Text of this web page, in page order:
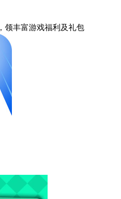
，领丰富游戏福利 及礼包